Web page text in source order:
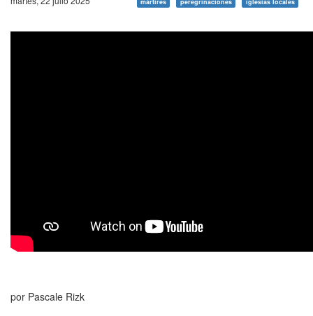
por Pascale Rizk